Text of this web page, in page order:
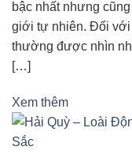
bậc nhất nhưng
giới tự nhiên. Đối
thường được nhìn
[…]
Xem thêm